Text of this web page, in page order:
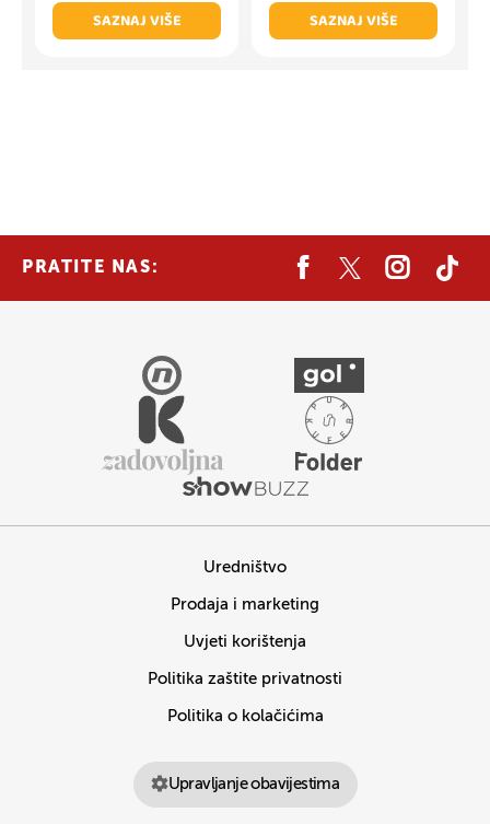
SAZNAJ VIŠE
SAZNAJ VIŠE
PRATITE NAS:
Uredništvo
Prodaja i marketing
Uvjeti korištenja
Politika zaštite privatnosti
Politika o kolačićima
Upravljanje obavijestima